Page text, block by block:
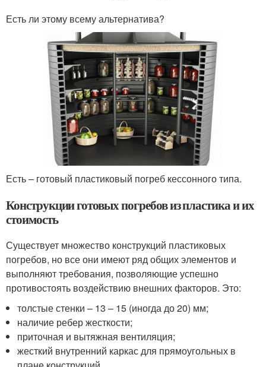
Есть ли этому всему альтернатива?
Есть – готовый пластиковый погреб кессонного типа.
Конструкции готовых погребов из пластика и их
стоимость
Существует множество конструкций пластиковых
погребов, но все они имеют ряд общих элементов и
выполняют требования, позволяющие успешно
противостоять воздействию внешних факторов. Это:
толстые стенки – 13 – 15 (иногда до 20) мм;
наличие ребер жесткости;
приточная и вытяжная вентиляция;
жесткий внутренний каркас для прямоугольных в